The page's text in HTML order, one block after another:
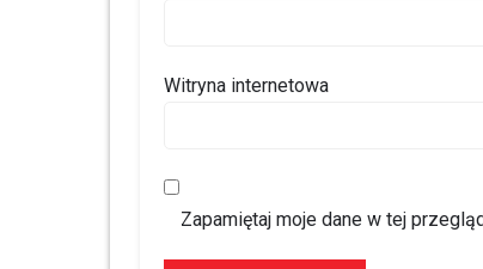
Witryna internetowa
Zapamiętaj moje dane w tej